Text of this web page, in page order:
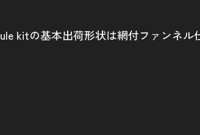
kitの基本出荷形状は網付ファンネル